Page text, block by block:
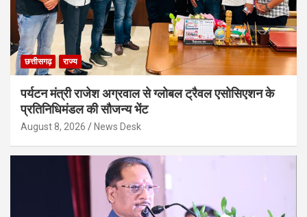
छत्तीसगढ़ राज्य
पर्यटन मंत्री राजेश अग्रवाल से ग्लोबल ट्रैवल एसोसिएशन के
प्रतिनिधिमंडल की सौजन्य भेंट
August 8, 2026 News Desk